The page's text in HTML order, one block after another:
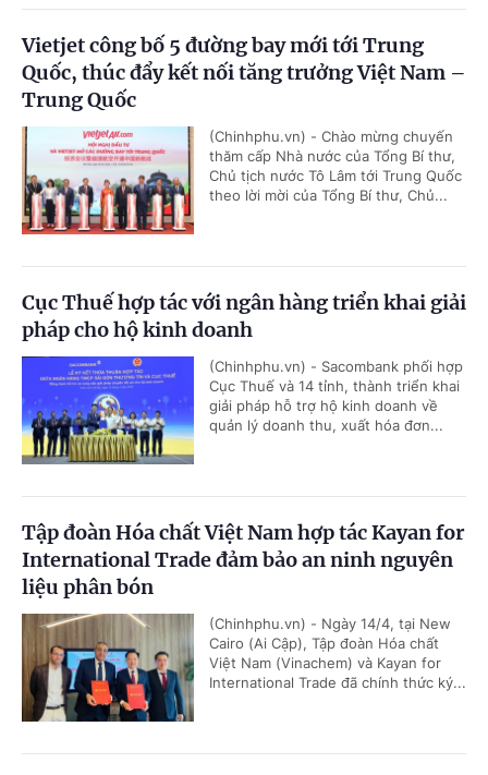
Vietjet công bố 5 đường bay mới tới Trung
Quốc, thúc đẩy kết nối tăng trưởng Việt Nam –
Trung Quốc
(Chinhphu.vn) - Chào mừng chuyến
thăm cấp Nhà nước của Tổng Bí thư,
Chủ tịch nước Tô Lâm tới Trung Quốc
theo lời mời của Tổng Bí thư, Chủ...
Cục Thuế hợp tác với ngân hàng triển khai giải
pháp cho hộ kinh doanh
(Chinhphu.vn) - Sacombank phối hợp
Cục Thuế và 14 tỉnh, thành triển khai
giải pháp hỗ trợ hộ kinh doanh về
quản lý doanh thu, xuất hóa đơn...
Tập đoàn Hóa chất Việt Nam hợp tác Kayan for
International Trade đảm bảo an ninh nguyên
liệu phân bón
(Chinhphu.vn) - Ngày 14/4, tại New
Cairo (Ai Cập), Tập đoàn Hóa chất
Việt Nam (Vinachem) và Kayan for
International Trade đã chính thức ký...